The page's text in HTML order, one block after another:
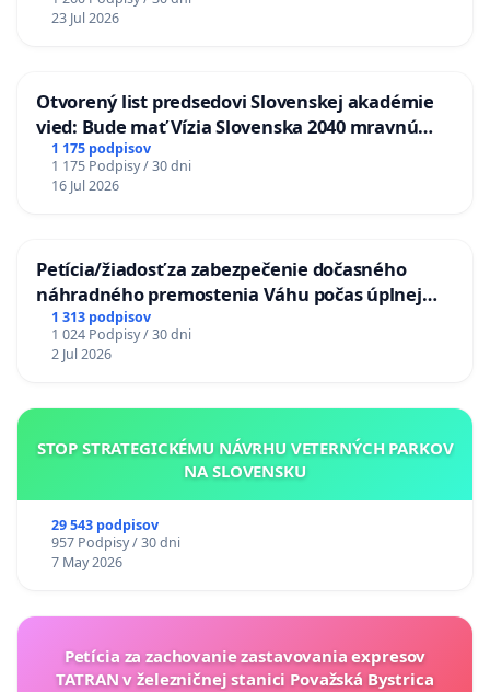
23 Jul 2026
Otvorený list predsedovi Slovenskej akadémie
vied: Bude mať Vízia Slovenska 2040 mravnú
chrbticu?
1 175 podpisov
1 175 Podpisy / 30 dni
16 Jul 2026
Petícia/žiadosť za zabezpečenie dočasného
náhradného premostenia Váhu počas úplnej
uzávery Vážskeho mosta v Komárne
1 313 podpisov
1 024 Podpisy / 30 dni
2 Jul 2026
STOP STRATEGICKÉMU NÁVRHU VETERNÝCH PARKOV
NA SLOVENSKU
29 543 podpisov
957 Podpisy / 30 dni
7 May 2026
Petícia za zachovanie zastavovania expresov
TATRAN v železničnej stanici Považská Bystrica